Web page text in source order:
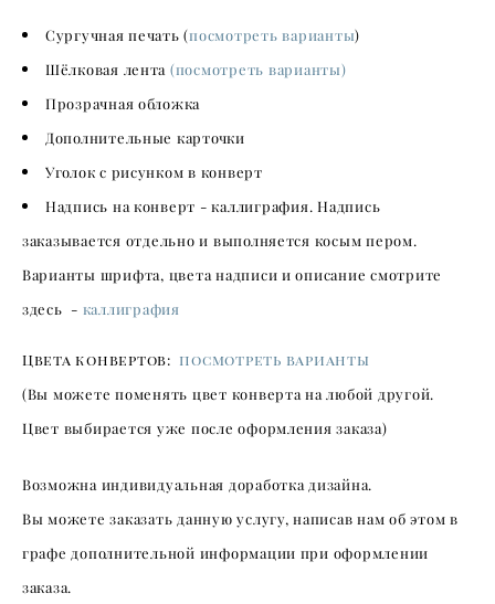
Сургучная печать (посмотреть варианты)
Шёлковая лента (посмотреть варианты)
Прозрачная обложка
Дополнительные карточки
Уголок с рисунком в конверт
Надпись на конверт - каллиграфия. Надпись
заказывается отдельно и выполняется косым пером.
Варианты шрифта, цвета надписи и описание смотрите
здесь - каллиграфия
Цвета конвертов: посмотреть варианты
(Вы можете поменять цвет конверта на любой другой.
Цвет выбирается уже после оформления заказа)
Возможна индивидуальная доработка дизайна.
Вы можете заказать данную услугу, написав нам об этом в
графе дополнительной информации при оформлении
заказа.